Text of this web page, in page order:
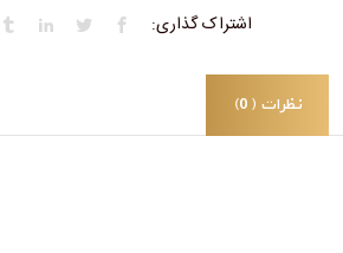
اشتراک گذاری:
نظرات (0)